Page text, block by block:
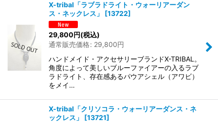
X-tribal「ラブラドライト・ウォーリアーダン
ス・ネックレス」
[13722]
29,800円(税込)
通常販売価格: 29,800円
ハンドメイド・アクセサリーブランドX-TRIBAL。
角度によって美しいブルーファイアーの入るラブ
ラドライト、存在感あるパウアシェル（アワビ）
をメイ…
X-tribal「クリソコラ・ウォーリアーダンス・ネ
ックレス」
[13721]